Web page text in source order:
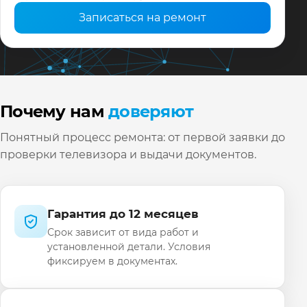
Записаться на ремонт
Почему намдоверяют
Понятный процесс ремонта: от первой заявки до
проверки телевизора и выдачи документов.
Гарантия до 12 месяцев
Срок зависит от вида работ и
установленной детали. Условия
фиксируем в документах.